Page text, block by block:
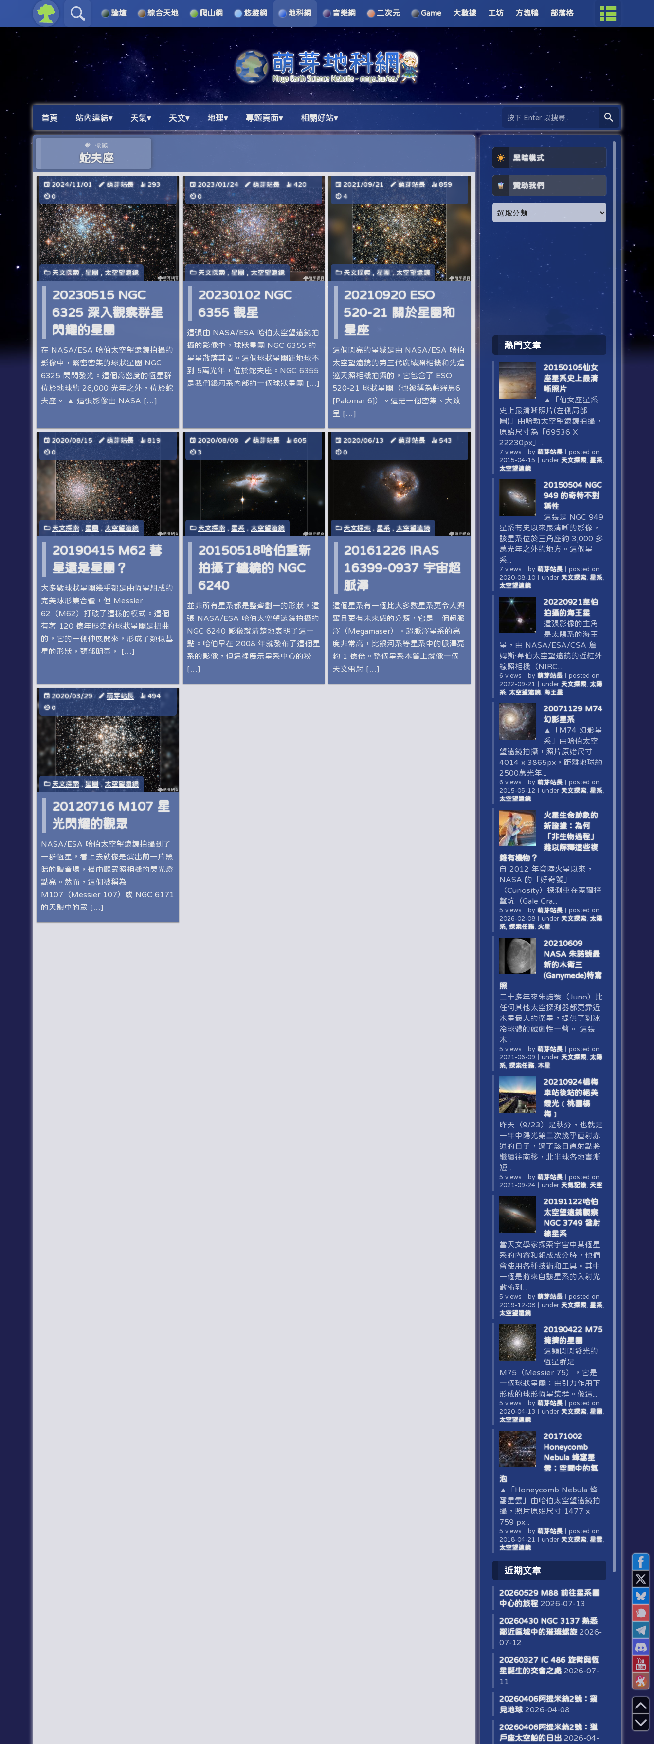
論壇 綜合天地 爬山網 悠遊網 地科網 音樂網 二次元 Game 大數據 工坊 方塊鴨 部落格
關於
首頁 站內連結▾ 天氣▾ 天文▾ 地理▾ 專題頁面▾ 相關好站▾
標籤
蛇夫座
2024/11/01 萌芽站長
293
0
天文探索,星團 太空望遠鏡
20230515 NGC
6325 深入觀察群星
閃耀的星團
在 NASA/ESA 哈伯太空望遠鏡拍攝的
影像中，緊密密集的球狀星團 NGC
6325 閃閃發光。這個高密度的恆星群
位於地球約 26,000 光年之外，位於蛇
夫座。 ▲ 這張影像由 NASA […]
2023/01/24 萌芽站長
420
0
天文探索, 星團 太空望遠鏡
20230102 NGC
6355 觀星
這張由 NASA/ESA 哈伯太空望遠鏡拍
攝的影像中，球狀星團 NGC 6355 的
星星散落其間。這個球狀星團距地球不
到 5萬光年，位於蛇夫座。NGC 6355
是我們銀河系內部的一個球狀星團 […]
2021/09/21 萌芽站長
859
4
天文探索 ,星團,太空望遠鏡
20210920 ESO
520-21 關於星團和
星座
這個閃亮的星域是由 NASA/ESA 哈伯
太空望遠鏡的第三代廣域照相機和先進
巡天照相機拍攝的，它包含了 ESO
520-21 球狀星團（也被稱為帕羅馬6
[Palomar 6]）。這是一個密集、大致
呈 […]
2020/08/15 萌芽站長
819
0
天文探索 ,星團 , 太空望遠鏡
20190415 M62 彗
星還是星團？
大多數球狀星團幾乎都是由恆星組成的
完美球形集合體，但 Messier
62（M62）打破了這樣的模式。這個
有著 120 億年歷史的球狀星團是扭曲
的，它的一側伸展開來，形成了類似彗
星的形狀，頭部明亮， […]
2020/08/08 萌芽站長
605
3
天文探索 , 星系, 太空望遠鏡
20150518哈伯重新
拍攝了纏繞的 NGC
6240
並非所有星系都是整齊劃一的形狀，這
張 NASA/ESA 哈伯太空望遠鏡拍攝的
NGC 6240 影像就清楚地表明了這一
點。哈伯早在 2008 年就發布了這個星
系的影像，但這裡展示星系中心的粉
[…]
2020/06/13 萌芽站長
543
0
天文探索 ,星系 , 太空望遠鏡
20161226 IRAS
16399-0937 宇宙超
脈澤
這個星系有一個比大多數星系更令人興
奮且更有未來感的分類，它是一個超脈
澤（Megamaser）。超脈澤星系的亮
度非常高，比銀河系等星系中的脈澤亮
約 1 億倍。整個星系本質上就像一個
天文雷射 […]
2020/03/29 萌芽站長
494
0
天文探索,星團,太空望遠鏡
20120716 M107 星
光閃耀的觀眾
NASA/ESA 哈伯太空望遠鏡拍攝到了
一群恆星，看上去就像是演出前一片黑
暗的體育場，僅由觀眾照相機的閃光燈
點亮。然而，這個被稱為
M107（Messier 107）或 NGC 6171
的天體中的眾 […]
黑暗模式
贊助我們
熱門文章
20150105仙女
座星系史上最清
晰照片
▲「仙女座星系
史上最清晰照片(左側局部
圖)」由哈勃太空望遠鏡拍攝，
原始尺寸為「69536 X
22230px」...
7 views by 萌芽站長｜ posted on
2015-04-15
under 天文探索, 星系,
太空望遠鏡
20150504 NGC
949 的奇特不對
稱性
這張是 NGC 949
星系有史以來最清晰的影像，
該星系位於三角座約 3,000 多
萬光年之外的地方。這個星
系...
7 views by 萌芽站長｜ posted on
2020-08-10｜ under 天文探索, 星系,
太空望遠鏡
20220921韋伯
拍攝的海王星
這張影像的主角
是太陽系的海王
星，由 NASA/ESA/CSA 詹
姆斯·韋伯太空望遠鏡的近紅外
線照相機（NIRC...
6 views by 萌芽站長｜ posted on
2022-09-21
under 天文探索, 太陽
系, 太空望遠鏡, 海王星
20071129 M74
幻影星系
▲「M74 幻影星
系」由哈伯太空
望遠鏡拍攝，照片原始尺寸
4014 x 3865px，距離地球約
2500萬光年...
6 views by 萌芽站長｜ posted on
2015-05-12
under 天文探索, 星系,
太空望遠鏡
火星生命跡象的
新證據：為何
「非生物過程」
難以解釋這些複
雜有機物？
自 2012 年登陸火星以來，
NASA 的「好奇號」
（Curiosity）探測車在蓋爾撞
擊坑（Gale Cra...
5 views by 萌芽站長｜ posted on
2026-02-08｜ under 天文探索, 太陽
系, 探索任務, 火星
20210609
NASA 朱諾號最
新的木衛三
(Ganymede)特寫
照
二十多年來朱諾號（Juno）比
任何其他太空探測器都更靠近
木星最大的衛星，提供了對冰
冷球體的戲劇性一瞥。 這張
木...
5 views by 萌芽站長｜ posted on
2021-06-09
under 天文探索, 太陽
系, 探索任務, 木星
20210924楊梅
車站後站的絕美
霞光﹝桃園楊
梅﹞
昨天（9/23）是秋分，也就是
一年中陽光第二次幾乎直射赤
道的日子，過了該日直射點將
繼續往南移，北半球各地晝漸
短...
5 views by 萌芽站長｜ posted on
2021-09-24｜ under 天氣記錄, 天空
20191122哈伯
太空望遠鏡觀察
NGC 3749 發射
線星系
當天文學家探索宇宙中某個星
系的內容和組成成分時，他們
會使用各種技術和工具。其中
一個是將來自該星系的入射光
散佈到...
5 views by 萌芽站長｜ posted on
2019-12-08｜ under 天文探索, 星系,
太空望遠鏡
20190422 M75
擁擠的星團
這顆閃閃發光的
恆星群是
M75（Messier 75），它是
一個球狀星團：由引力作用下
形成的球形恆星集群。像這...
5 views by 萌芽站長｜ posted on
2020-04-13
under 天文探索, 星團,
太空望遠鏡
20171002
Honeycomb
Nebula 蜂窩星
雲：空間中的氣
泡
▲「Honeycomb Nebula 蜂
窩星雲」由哈伯太空望遠鏡拍
攝，照片原始尺寸 1477 x
759 px...
5 views by 萌芽站長｜ posted on
2018-04-21
under 天文探索, 星雲,
太空望遠鏡
近期文章
20260529 M88 前往星系團
中心的旅程 2026-07-13
20260430 NGC 3137 熟悉
鄰近區域中的璀璨螺旋 2026-
07-12
20260327 IC 486 旋臂與恆
星誕生的交會之處 2026-07-
11
20260406阿提米絲2號：窺
見地球 2026-04-08
20260406阿提米絲2號：獵
戶座太空船的日出 2026-04-